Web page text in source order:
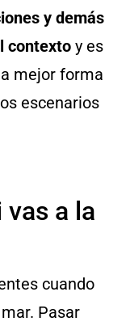
y demás
contexto y es
mejor forma
escenarios
a la
cuando
Pasar